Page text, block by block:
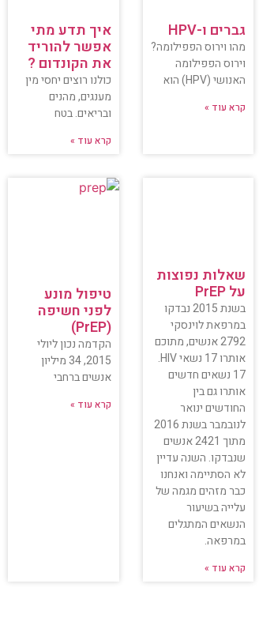
גברים ו-HPV
מהו וירוס הפפילומה?
וירוס הפפילומה
האנושי (HPV) הוא
קרא עוד »
איך תדע מתי
אפשר להוריד
את הקונדום ?
כולנו רוצים יחסי מין
מענגים, מהנים
ובריאים. בטח
קרא עוד »
שאלות נפוצות
על PrEP
בשנת 2015 נבדקו
במרפאת לוינסקי
2792 אנשים, מתוכם
אותרו 17 נשאי HIV.
17 נשאים חדשים
אותרו גם בין
החודשים ינואר
לנובמבר בשנת 2016
מתוך 2421 אנשים
שנבדקו. השנה עדיין
לא הסתיימה ואנחנו
כבר מזהים מגמה של
עלייה בשיעור
הנשאים המתגלים
במרפאה.
קרא עוד »
טיפול מונע
לפני חשיפה
(PrEP)
הקדמה נכון ליולי
2015, 34 מיליון
אנשים ברחבי
קרא עוד »